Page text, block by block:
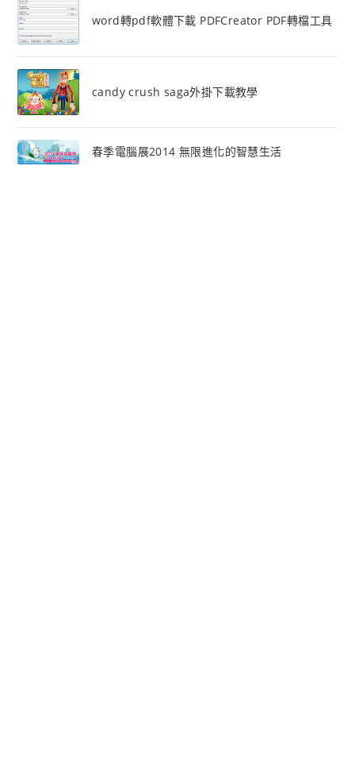
word轉pdf軟體下載 PDFCreator PDF轉檔工具
candy crush saga外掛下載教學
春季電腦展2014 無限進化的智慧生活